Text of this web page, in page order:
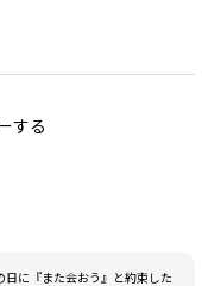
する
日に『また会おう』と約束した